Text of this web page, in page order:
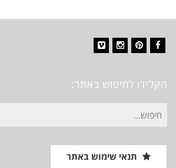
הקלידו לחיפוש באתר:
חיפוש
עבור:
תנאי שימוש באתר